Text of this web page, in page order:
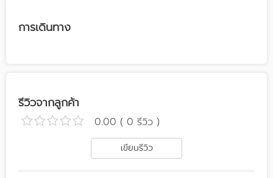
การเดินทาง
รีวิวจากลูกค้า
0.00 ( 0 รีวิว )
เขียนรีวิว